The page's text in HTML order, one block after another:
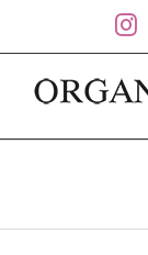
to
content